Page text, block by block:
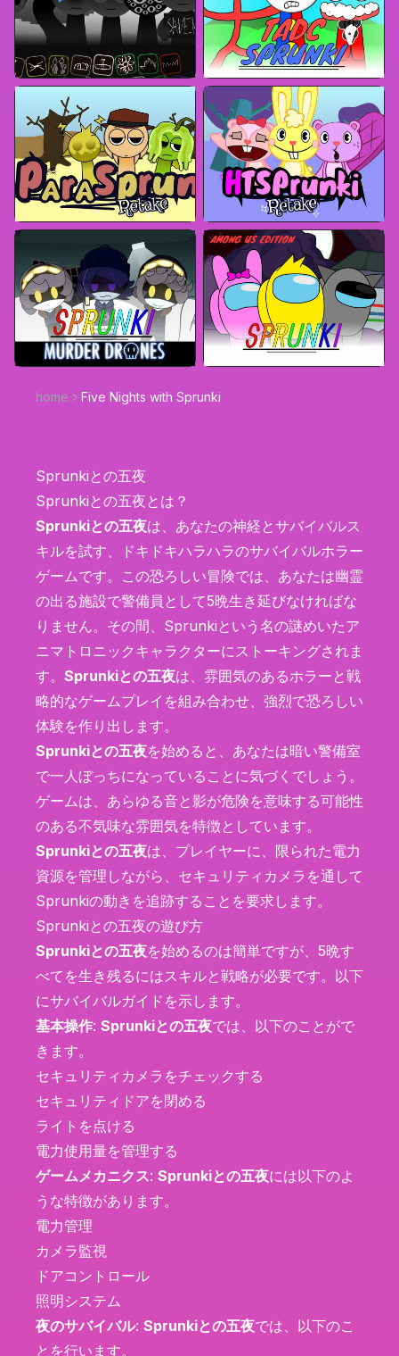
home Five Nights with Sprunki
Sprunkiとの五夜
Sprunkiとの五夜とは？
Sprunkiとの五夜は、あなたの神経とサバイバルス
キルを試す、ドキドキハラハラのサバイバルホラー
ゲームです。この恐ろしい冒険では、あなたは幽霊
の出る施設で警備員として5晩生き延びなければな
りません。その間、Sprunkiという名の謎めいたア
ニマトロニックキャラクターにストーキングされま
す。 Sprunkiとの五夜は、雰囲気のあるホラーと戦
略的なゲームプレイを組み合わせ、強烈で恐ろしい
体験を作り出します。
Sprunkiとの五夜を始めると、あなたは暗い警備室
で一人ぼっちになっていることに気づくでしょう。
ゲームは、あらゆる音と影が危険を意味する可能性
のある不気味な雰囲気を特徴としています。
Sprunkiとの五夜は、プレイヤーに、限られた電力
資源を管理しながら、セキュリティカメラを通して
Sprunkiの動きを追跡することを要求します。
Sprunkiとの五夜の遊び方
Sprunkiとの五夜を始めるのは簡単ですが、5晩す
べてを生き残るにはスキルと戦略が必要です。以下
にサバイバルガイドを示します。
基本操作: Sprunkiとの五夜では、以下のことがで
きます。
セキュリティカメラをチェックする
セキュリティドアを閉める
ライトを点ける
電力使用量を管理する
ゲームメカニクス: Sprunkiとの五夜には以下のよ
うな特徴があります。
電力管理
カメラ監視
ドアコントロール
照明システム
夜のサバイバル: Sprunkiとの五夜では、以下のこ
とを行います。